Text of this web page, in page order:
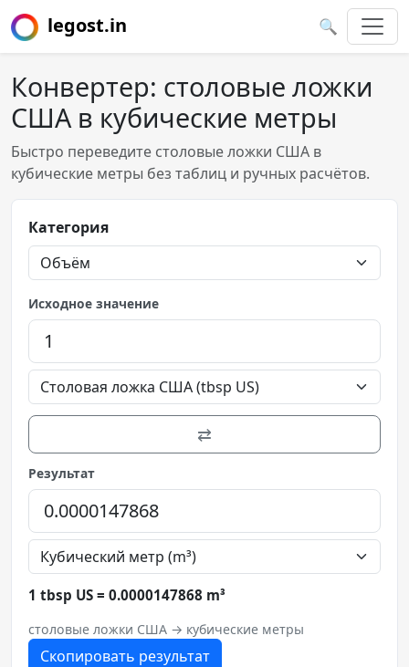
legost.in 🔍
Конвертер: столовые ложки
США в кубические метры
Быстро переведите столовые ложки США в
кубические метры без таблиц и ручных расчётов.
Категория
Исходное значение
⇄
Результат
1 tbsp US = 0.0000147868 m³
столовые ложки США → кубические метры
Скопировать результат